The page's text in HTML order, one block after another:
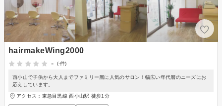
hairmakeWing2000
-
(-件)
西小山で子供から大人までファミリー層に人気のサロン！幅広い年代層のニーズにお
応えしています。
アクセス：東急目黒線 西小山駅 徒歩1分